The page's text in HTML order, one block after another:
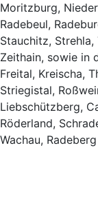
Moritzburg,
Radebeul,
Stauchitz,
Zeithain, sowie in
Freital, Kreischa,
Striegistal,
Liebschützberg,
Röderland,
Wachau,